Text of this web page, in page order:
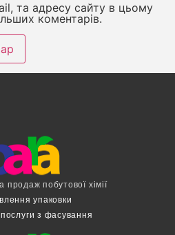
та адресу сайту в цьому
коментарів.
продаж побутової хімії
упаковки
з фасування